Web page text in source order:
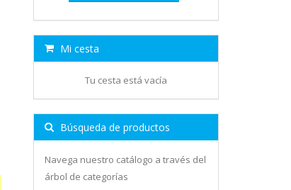
Mi cesta
Tu cesta está vacía
Búsqueda de productos
Navega nuestro catálogo a través del
árbol de categorías